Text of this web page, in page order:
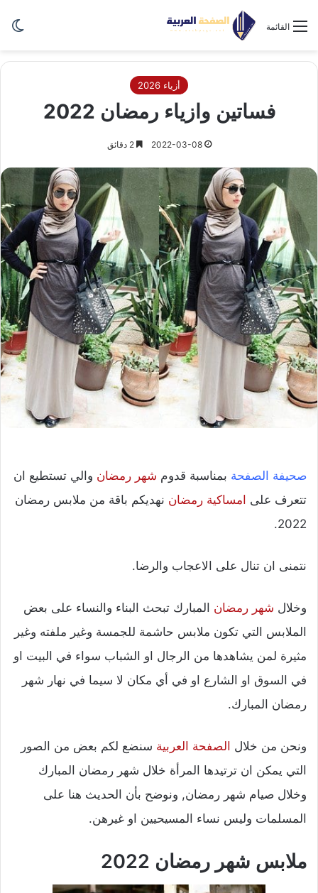
القائمة
أزياء 2026
فساتين وازياء رمضان 2022
2022-03-08 2 دقائق
صحيفة الصفحة بمناسبة قدوم شهر رمضان والي تستطيع ان
تتعرف على امساكية رمضان نهديكم باقة من ملابس رمضان
2022.
نتمنى ان تنال على الاعجاب والرضا.
وخلال شهر رمضان المبارك تبحث البناء والنساء على بعض
الملابس التي تكون ملابس حاشمة للجمسة وغير ملفته وغير
مثيرة لمن يشاهدها من الرجال او الشباب سواء في البيت او
في السوق او الشارع او في أي مكان لا سيما في نهار شهر
رمضان المبارك.
ونحن من خلال الصفحة العربية سنضع لكم بعض من الصور
التي يمكن ان ترتيدها المرأة خلال شهر رمضان المبارك
وخلال صيام شهر رمضان, ونوضح بأن الحديث هنا على
المسلمات وليس نساء المسيحيين او غيرهن.
ملابس شهر رمضان 2022